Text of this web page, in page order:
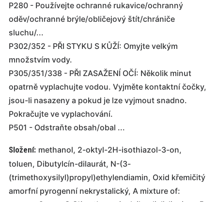
P280 - Používejte ochranné rukavice/ochranný
oděv/ochranné brýle/obličejový štít/chrániče
sluchu/...
P302/352 - PŘI STYKU S KŮŽÍ: Omyjte velkým
množstvím vody.
P305/351/338 - PŘI ZASAŽENÍ OČÍ: Několik minut
opatrně vyplachujte vodou. Vyjměte kontaktní čočky,
jsou-li nasazeny a pokud je lze vyjmout snadno.
Pokračujte ve vyplachování.
P501 - Odstraňte obsah/obal ...
Složení: methanol, 2-oktyl-2H-isothiazol-3-on,
toluen, Dibutylcín-dilaurát, N-(3-
(trimethoxysilyl)propyl)ethylendiamin, Oxid křemičitý
amorfní pyrogenní nekrystalický, A mixture of: